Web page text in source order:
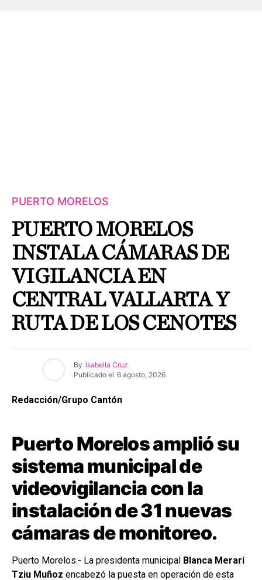
PUERTO MORELOS
PUERTO MORELOS
INSTALA CÁMARAS DE
VIGILANCIA EN
CENTRAL VALLARTA Y
RUTA DE LOS CENOTES
By Isabella Cruz
Publicado el 6 agosto, 2026
Redacción/Grupo Cantón
Puerto Morelos amplió su
sistema municipal de
videovigilancia con la
instalación de 31 nuevas
cámaras de monitoreo.
Puerto Morelos.- La presidenta municipal Blanca Merari
Tziu Muñoz encabezó la puesta en operación de esta